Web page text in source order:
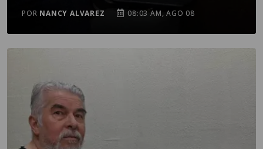
POR NANCY ALVAREZ 08:03 AM, AGO 08